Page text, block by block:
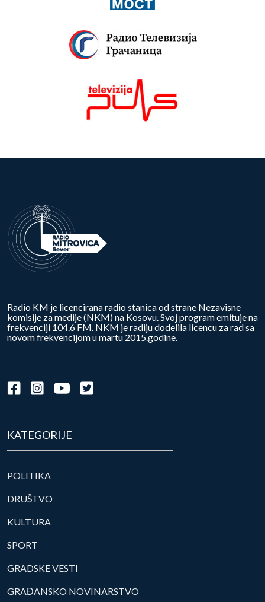
Radio KM je licencirana radio stanica od strane Nezavisne
komisije za medije (NKM) na Kosovu. Svoj program emituje na
frekvenciji 104.6 FM. NKM je radiju dodelila licencu za rad sa
novom frekvencijom u martu 2015.godine.
KATEGORIJE
POLITIKA
DRUŠTVO
KULTURA
SPORT
GRADSKE VESTI
GRAĐANSKO NOVINARSTVO